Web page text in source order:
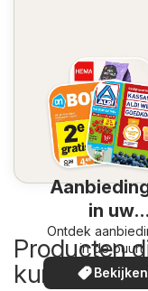
in uw
Ontdek
in de buurt
Bekijken
Producten
kunt kopen